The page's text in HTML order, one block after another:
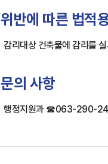
위반에 따른 법적
감리대상 건축물에 감리를
문의 사항
행정지원과 ☎063-290-